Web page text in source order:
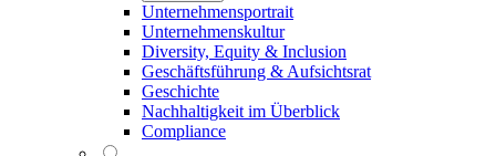
Unternehmensportrait
Unternehmenskultur
Diversity, Equity & Inclusion
Geschäftsführung & Aufsichtsrat
Geschichte
Nachhaltigkeit im Überblick
Compliance